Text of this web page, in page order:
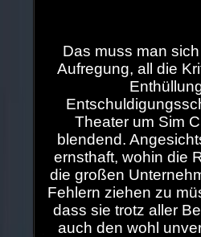
Das muss man
Aufregung, all die
Theater um Sim
blendend.
ernsthaft, wohin die
die großen
Fehlern ziehen zu
dass sie trotz aller
auch den wohl